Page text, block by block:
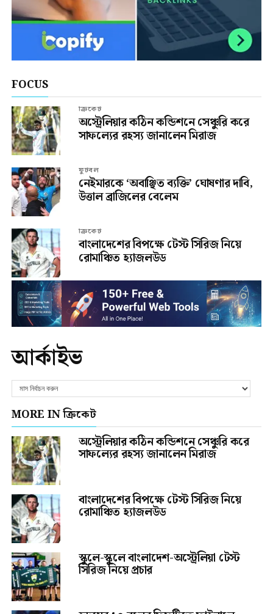
FOCUS
ক্রিকেট
অস্ট্রেলিয়ার কঠিন কন্ডিশনে সেঞ্চুরি করে
সাফল্যের রহস্য জানালেন মিরাজ
ফুটবল
নেইমারকে ‘অবাঞ্ছিত ব্যক্তি’ ঘোষণার দাবি,
উত্তাল ব্রাজিলের বেলেম
ক্রিকেট
বাংলাদেশের বিপক্ষে টেস্ট সিরিজ নিয়ে
রোমাঞ্চিত হ্যাজলউড
আর্কাইভ
MORE IN ক্রিকেট
অস্ট্রেলিয়ার কঠিন কন্ডিশনে সেঞ্চুরি করে
সাফল্যের রহস্য জানালেন মিরাজ
বাংলাদেশের বিপক্ষে টেস্ট সিরিজ নিয়ে
রোমাঞ্চিত হ্যাজলউড
স্কুলে-স্কুলে বাংলাদেশ-অস্ট্রেলিয়া টেস্ট
সিরিজ নিয়ে প্রচার